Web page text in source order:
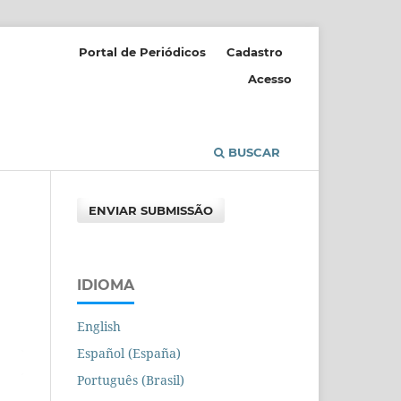
BUSCAR
Portal de Periódicos
Cadastro
Acesso
ENVIAR SUBMISSÃO
IDIOMA
English
Español (España)
Português (Brasil)